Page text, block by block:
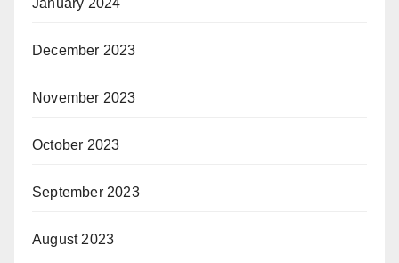
December 2023
November 2023
October 2023
September 2023
August 2023